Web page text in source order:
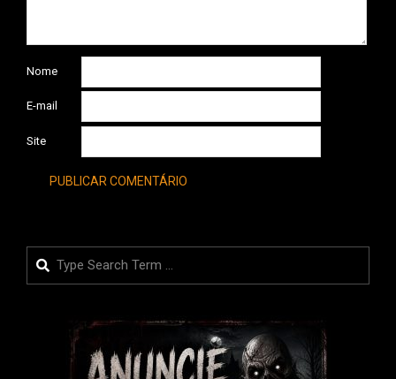
Nome
E-mail
Site
Search